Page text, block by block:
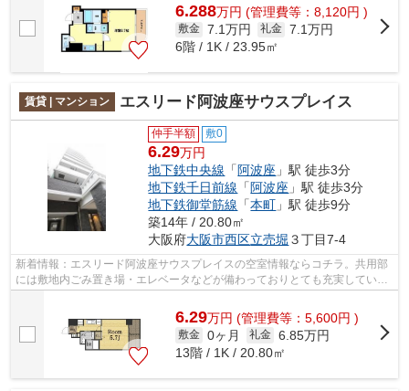
6.288万円 (管理費等：8,120円 )
敷金 7.1万円 礼金 7.1万円
6階 / 1K / 23.95㎡
賃貸 | マンション エスリード阿波座サウスプレイス
仲手半額 敷0
6.29万円
地下鉄中央線 「 阿波座 」駅 徒歩3分
地下鉄千日前線 「 阿波座 」駅 徒歩3分
地下鉄御堂筋線 「本町 」駅 徒歩9分
築14年 / 20.80㎡
大阪府大阪市西区立売堀 ３丁目7-4
新着情報：エスリード阿波座サウスプレイスの空室情報ならコチラ。共用部
には敷地内ごみ置き場・エレベータなどが備わっておりとても充実していま
6.29万円 (管理費等：5,600円 )
敷金 0ヶ月 礼金 6.85万円
13階 / 1K / 20.80㎡